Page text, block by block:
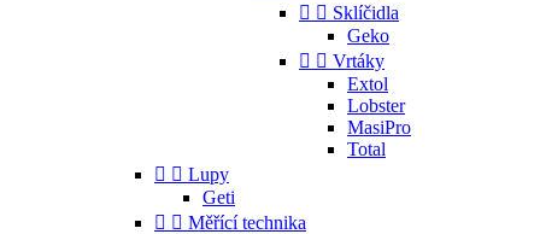
  Sklíčidla
Geko
  Vrtáky
Extol
Lobster
MasiPro
Total
  Lupy
Geti
  Měřící technika